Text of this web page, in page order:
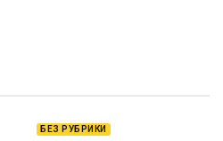
БЕЗ РУБРИКИ